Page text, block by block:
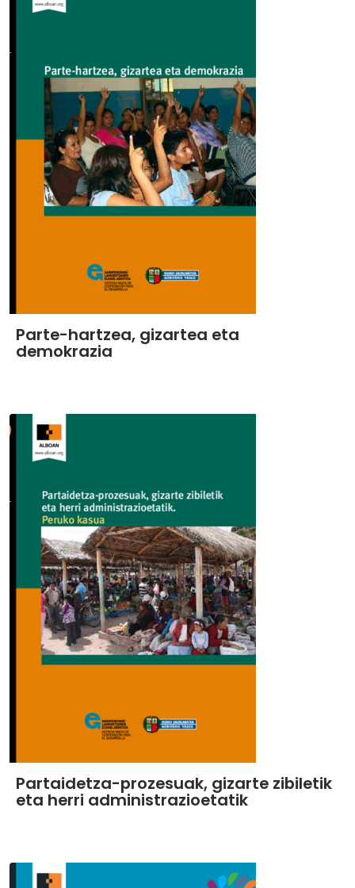
Parte-hartzea, gizartea eta
demokrazia
Partaidetza-prozesuak, gizarte zibiletik
eta herri administrazioetatik